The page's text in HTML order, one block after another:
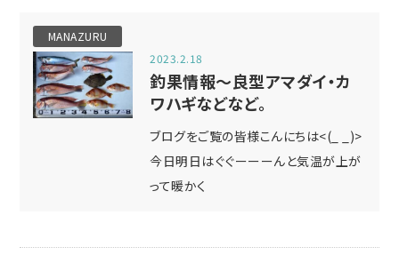
MANAZURU
2023.2.18
釣果情報～良型アマダイ・カ
ワハギなどなど。
ブログをご覧の皆様こんにちは<(_ _)>
今日明日はぐぐーーーんと気温が上が
って暖かく